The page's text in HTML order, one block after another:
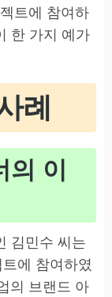
트에 참여하
한 가지 예가
례
의 이
김민수 씨는
에 참여하였
의 브랜드 아